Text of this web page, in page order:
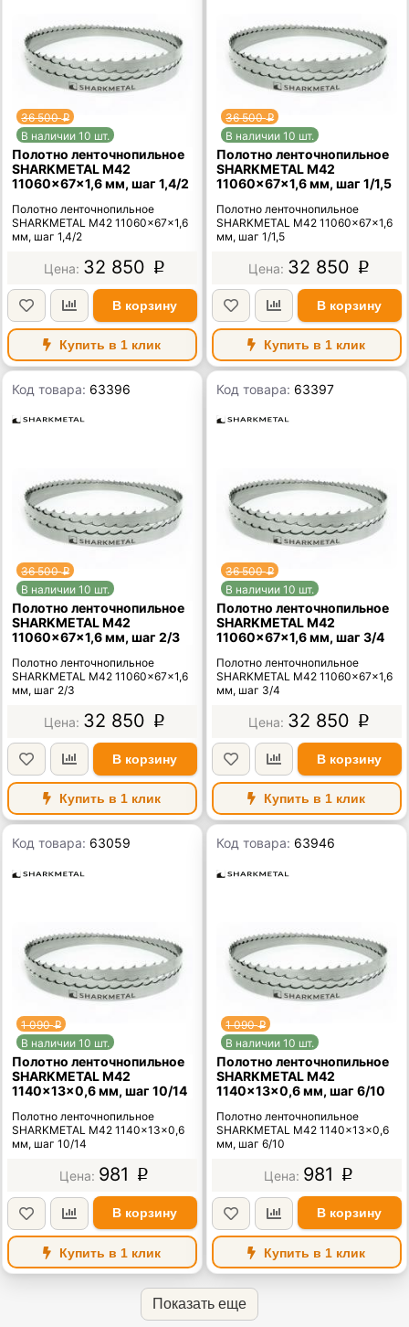
36 500p
В наличии 10 шт.
Полотно ленточнопильное
SHARKMETAL M42
11060×67×1,6 мм, шаг 1,4/2
Полотно ленточнопильное
SHARKMETAL M42 11060×67×1,6
мм, шаг 1,4/2
32 850 p
В корзину
Купить в 1 клик
36 500p
В наличии 10 шт.
Полотно ленточнопильное
SHARKMETAL M42
11060×67×1,6 мм, шаг 1/1,5
Полотно ленточнопильное
SHARKMETAL M42 11060×67×1,6
мм, шаг 1/1,5
32 850 p
В корзину
Купить в 1 клик
Код товара: 63396
36 500p
В наличии 10 шт.
Полотно ленточнопильное
SHARKMETAL M42
11060×67×1,6 мм, шаг 2/3
Полотно ленточнопильное
SHARKMETAL M42 11060×67×1,6
мм, шаг 2/3
32 850 p
В корзину
Купить в 1 клик
Код товара: 63397
36 500p
В наличии 10 шт.
Полотно ленточнопильное
SHARKMETAL M42
11060×67×1,6 мм, шаг 3/4
Полотно ленточнопильное
SHARKMETAL M42 11060×67×1,6
мм, шаг 3/4
32 850 p
В корзину
Купить в 1 клик
Код товара: 63059
1 090p
В наличии 10 шт.
Полотно ленточнопильное
SHARKMETAL M42
1140×13×0,6 мм, шаг 10/14
Полотно ленточнопильное
SHARKMETAL M42 1140×13×0,6
мм, шаг 10/14
981 p
В корзину
Купить в 1 клик
Код товара: 63946
1 090p
В наличии 10 шт.
Полотно ленточнопильное
SHARKMETAL M42
1140×13×0,6 мм, шаг 6/10
Полотно ленточнопильное
SHARKMETAL M42 1140×13×0,6
мм, шаг 6/10
981 p
В корзину
Купить в 1 клик
Показать еще